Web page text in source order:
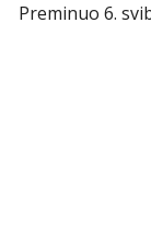
Preminuo 6.